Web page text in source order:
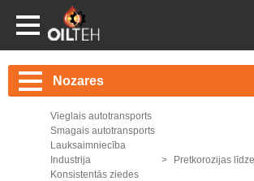
Nozares
Vieglais autotransports
Smagais autotransports
Lauksaimniecība
Industrija
Konsistentās ziedes
Pretkorozijas